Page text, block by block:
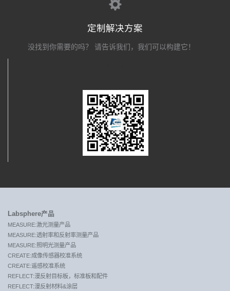
定制解决方案
没找到你需要的吗？ 请告诉我们，我们可以构建它！
Labsphere产品
MEASURE:激光测量产品
MEASURE:透射率和反射率测量产品
MEASURE:照明光测量产品
CREATE:成像传感器校准系统
CREATE:遥感校准系统
REFLECT:漫反射目标板，标准板和配件
REFLECT:漫反射材料&涂层